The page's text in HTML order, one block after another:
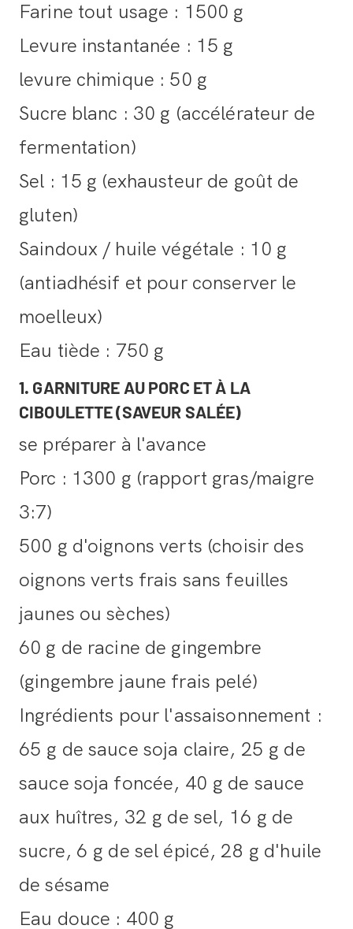
Farine tout usage : 1500 g
Levure instantanée : 15 g
levure chimique : 50 g
Sucre blanc : 30 g (accélérateur de
fermentation)
Sel : 15 g (exhausteur de goût de
gluten)
Saindoux / huile végétale : 10 g
(antiadhésif et pour conserver le
moelleux)
Eau tiède : 750 g
1. GARNITURE AU PORC ET À LA
CIBOULETTE (SAVEUR SALÉE)
se préparer à l'avance
Porc : 1300 g (rapport gras/maigre
3:7)
500 g d'oignons verts (choisir des
oignons verts frais sans feuilles
jaunes ou sèches)
60 g de racine de gingembre
(gingembre jaune frais pelé)
Ingrédients pour l'assaisonnement :
65 g de sauce soja claire, 25 g de
sauce soja foncée, 40 g de sauce
aux huîtres, 32 g de sel, 16 g de
sucre, 6 g de sel épicé, 28 g d'huile
de sésame
Eau douce : 400 g